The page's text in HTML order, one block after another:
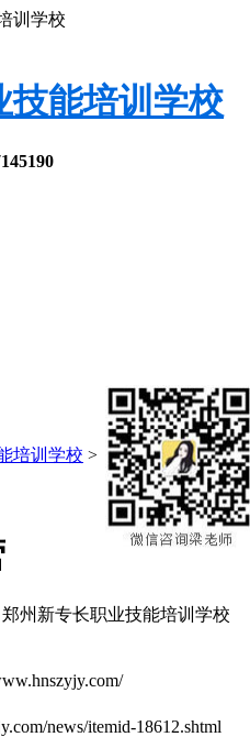
训学校
技能培训学校
培训学校 > 学校新闻
州新专长职业技能培训学校
news/itemid-18612.shtml